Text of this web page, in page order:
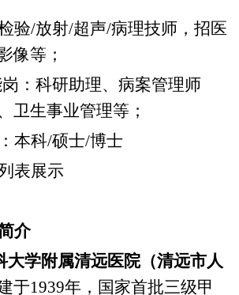
验/放射/超声/病理技师，招医
像等；
：科研助理、病案管理师
卫生事业管理等；
本科/硕士/博士
表展示
介
大学附属清远医院（清远市人
于1939年，国家首批三级甲